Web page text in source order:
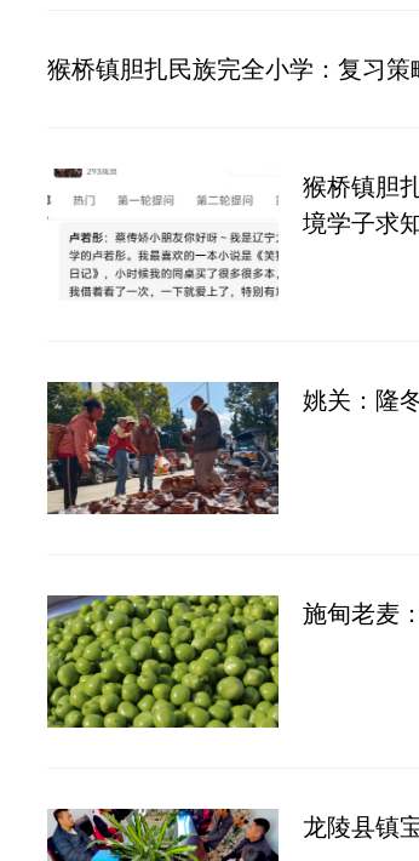
猴桥镇胆扎民族完全小学：复习
猴桥镇胆
境学子求
姚关：隆
施甸老麦
龙陵县镇